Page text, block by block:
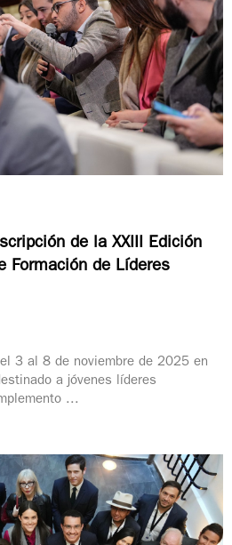
de la XXIII Edición
Formación de Líderes
3 al 8 de noviembre de 2025 en
a jóvenes líderes
...